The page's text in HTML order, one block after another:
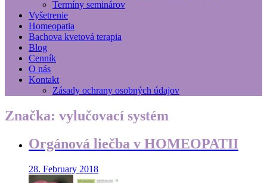
Termíny seminárov
Vyšetrenie
Homeopatia
Bachova kvetová terapia
Blog
Cenník
O nás
Kontakt
Zásady ochrany osobných údajov
Značka: vylučovací systém
Orgánová liečba v HOMEOPATII
28. February 2018